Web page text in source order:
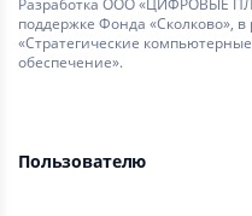
поддержке Фонда «Сколково»,
«Стратегические
обеспечение».
Пользователю